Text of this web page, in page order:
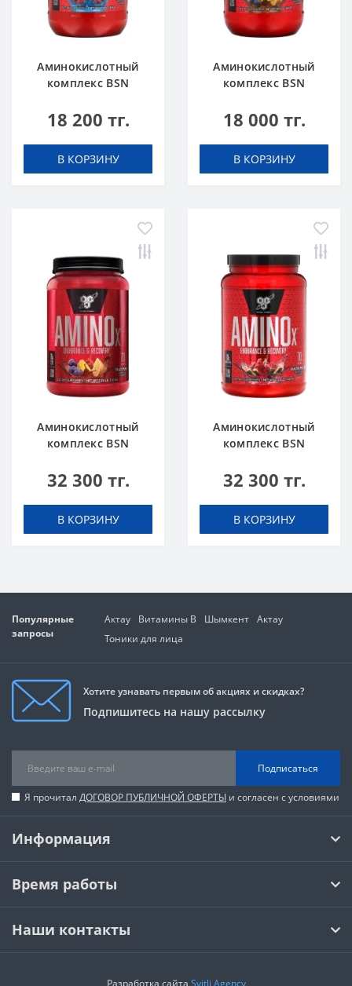
Аминокислотный
комплекс BSN
г Голубая Малина
18 200 тг.
В КОРЗИНУ
Аминокислотный
комплекс BSN
г Фруктовый пунш
18 000 тг.
В КОРЗИНУ
Аминокислотный
комплекс BSN
кг Фруктовый пунш
32 300 тг.
В КОРЗИНУ
Аминокислотный
комплекс BSN
Арбуз
32 300 тг.
В КОРЗИНУ
Популярные
запросы
Актау Витамины В Шымкент Актау
Тоники для лица
Хотите узнавать первым об акциях и скидках?
Подпишитесь на нашу рассылку
Подписаться
Я прочитал ДОГОВОР ПУБЛИЧНОЙ ОФЕРТЫ и согласен с условиями
Информация
Время работы
Наши контакты
Разработка сайта Svitli Agency